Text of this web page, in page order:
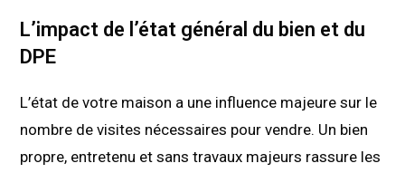
L’impact de l’état général du bien et du
DPE
L’état de votre maison a une influence majeure sur le
nombre de visites nécessaires pour vendre. Un bien
propre, entretenu et sans travaux majeurs rassure les